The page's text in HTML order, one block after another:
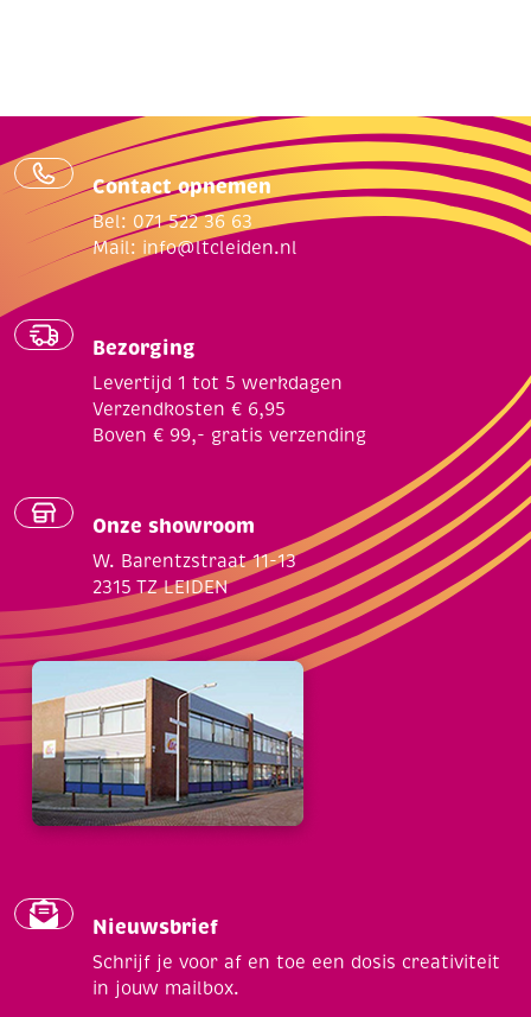
Contact opnemen
Bel: 071 522 36 63
Mail: info@ltcleiden.nl
Bezorging
Levertijd 1 tot 5 werkdagen
Verzendkosten € 6,95
Boven € 99,- gratis verzending
Onze showroom
W. Barentzstraat 11-13
2315 TZ LEIDEN
Nieuwsbrief
Schrijf je voor af en toe een dosis creativiteit
in jouw mailbox.